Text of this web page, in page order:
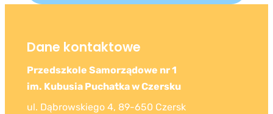
Dane kontaktowe
Przedszkole Samorządowe nr 1
im. Kubusia Puchatka w Czersku
ul. Dąbrowskiego 4, 89-650 Czersk